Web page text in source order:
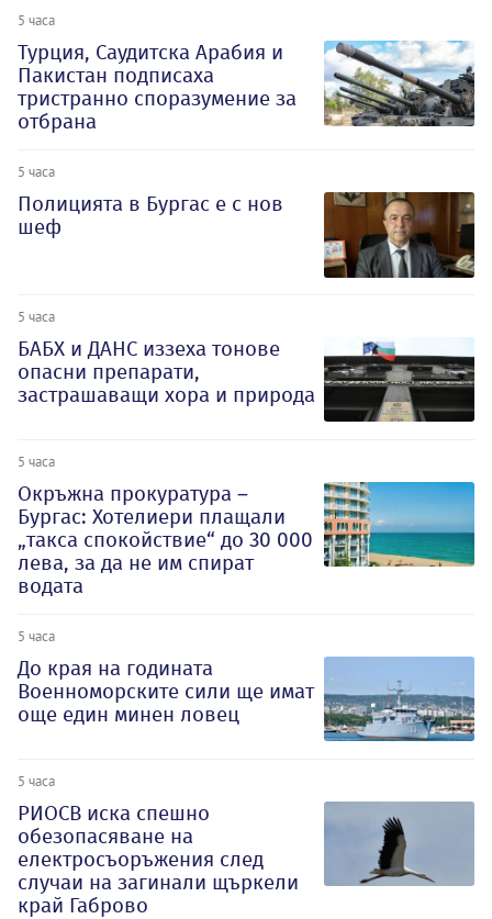
5 часа
Турция, Саудитска Арабия и
Пакистан подписаха
тристранно споразумение за
отбрана
5 часа
Полицията в Бургас е с нов
шеф
5 часа
БАБХ и ДАНС иззеха тонове
опасни препарати,
застрашаващи хора и природа
5 часа
Окръжна прокуратура –
Бургас: Хотелиери плащали
„такса спокойствие“ до 30 000
лева, за да не им спират
водата
5 часа
До края на годината
Военноморските сили ще имат
още един минен ловец
5 часа
РИОСВ иска спешно
обезопасяване на
електросъоръжения след
случаи на загинали щъркели
край Габрово